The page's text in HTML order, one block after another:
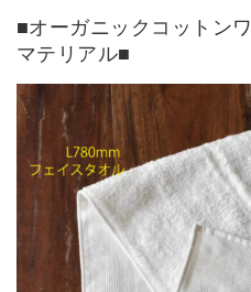
■オーガニックコットン
マテリアル■